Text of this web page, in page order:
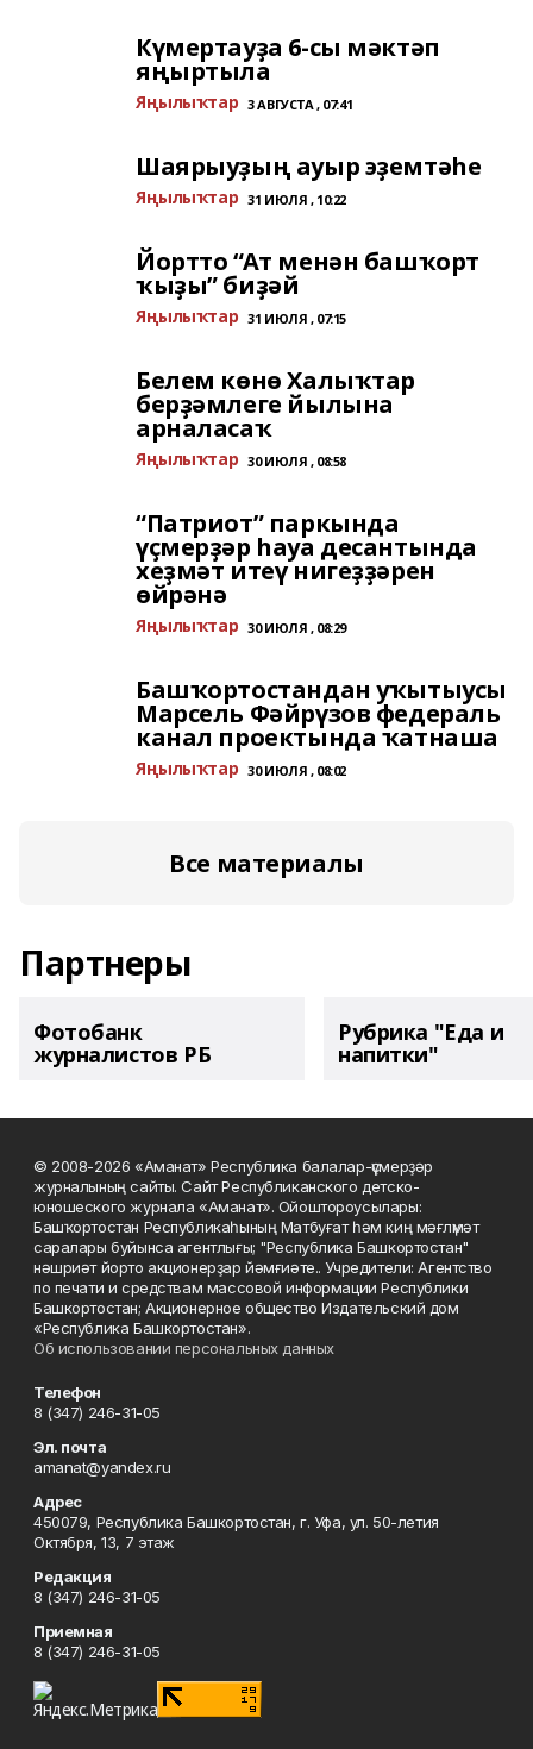
Күмертауҙа 6-сы мәктәп
яңыртыла
Яңылыҡтар 3 АВГУСТА , 07:41
Шаярыуҙың ауыр эҙемтәһе
Яңылыҡтар 31 ИЮЛЯ , 10:22
Йортто “Ат менән башҡорт
ҡыҙы” биҙәй
Яңылыҡтар 31 ИЮЛЯ , 07:15
Белем көнө Халыҡтар
берҙәмлеге йылына
арналасаҡ
Яңылыҡтар 30 ИЮЛЯ , 08:58
“Патриот” паркында
үҫмерҙәр һауа десантында
хеҙмәт итеү нигеҙҙәрен
өйрәнә
Яңылыҡтар 30 ИЮЛЯ , 08:29
Башҡортостандан уҡытыусы
Марсель Фәйрүзов федераль
канал проектында ҡатнаша
Яңылыҡтар 30 ИЮЛЯ , 08:02
Все материалы
Партнеры
Фотобанк
журналистов РБ
Рубрика "Еда и
напитки"
© 2008-2026 «Аманат» Республика балалар-үҫмерҙәр
журналының сайты. Сайт Республиканского детско-
юношеского журнала «Аманат». Ойоштороусылары:
Башҡортостан Республикаһының Матбуғат һәм киң мәғлүмәт
саралары буйынса агентлығы; "Республика Башкортостан"
нәшриәт йорто акционерҙар йәмғиәте.. Учредители: Агентство
по печати и средствам массовой информации Республики
Башкортостан; Акционерное общество Издательский дом
«Республика Башкортостан».
Об использовании персональных данных
Телефон
8 (347) 246-31-05
Эл. почта
amanat@yandex.ru
Адрес
450079, Республика Башкортостан, г. Уфа, ул. 50-летия
Октября, 13, 7 этаж
Редакция
8 (347) 246-31-05
Приемная
8 (347) 246-31-05